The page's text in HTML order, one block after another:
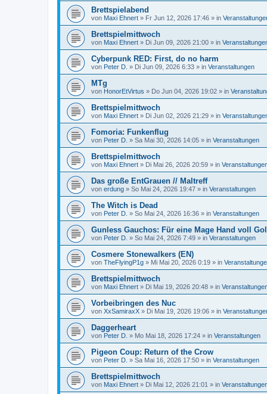
Brettspielabend
von Maxi Ehnert » Fr Jun 12, 2026 17:46 » in
Brettspielmittwoch
von Maxi Ehnert » Di Jun 09, 2026 21:00 » in
Cyberpunk RED: First, do no harm
von Peter D. » Di Jun 09, 2026 6:33 » in Veranstaltungen
MTg
von HonorEtVirtus » Do Jun 04, 2026 19:02 » in
Brettspielmittwoch
von Maxi Ehnert » Di Jun 02, 2026 21:29 » in
Fomoria: Funkenflug
von Peter D. » Sa Mai 30, 2026 14:05 » in Veranstaltungen
Brettspielmittwoch
von Maxi Ehnert » Di Mai 26, 2026 20:59 » in
Das große EntGrauen // Maltreff
von erdung » So Mai 24, 2026 19:47 » in Veranstaltungen
The Witch is Dead
von Peter D. » So Mai 24, 2026 16:36 » in Veranstaltungen
Gunless Gauchos: Für eine Mage Hand voll
von Peter D. » So Mai 24, 2026 7:49 » in Veranstaltungen
Cosmere Stonewalkers (EN)
von TheFlyingP1g » Mi Mai 20, 2026 0:19 » in
Brettspielmittwoch
von Maxi Ehnert » Di Mai 19, 2026 20:48 » in
Vorbeibringen des Nuc
von XxSamiraxX » Di Mai 19, 2026 19:06 » in
Daggerheart
von Peter D. » Mo Mai 18, 2026 17:24 » in Veranstaltungen
Pigeon Coup: Return of the Crow
von Peter D. » Sa Mai 16, 2026 17:50 » in Veranstaltungen
Brettspielmittwoch
von Maxi Ehnert » Di Mai 12, 2026 21:01 » in